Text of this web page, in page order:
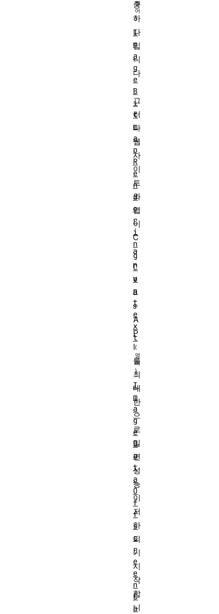
중
하
나
입
니
다
.
그
러
나
웹
사
이
트
와
앱
이
C
a
n
v
a
s
A
P
I
를
최
대
한
으
로
밀
면
성
능
이
저
하
되
기
시
작
합
니
I
m
a
g
e
B
i
t
m
a
p
R
e
n
d
e
r
i
n
g
C
o
n
t
e
x
t
I
m
a
g
e
D
a
t
a
O
f
f
s
c
r
e
e
n
C
a